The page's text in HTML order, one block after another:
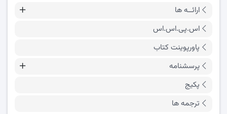
ارائــه ها
اس.پی.اس.اس
پاورپوینت کتاب
پرسشنامه
پکیج
ترجمه ها